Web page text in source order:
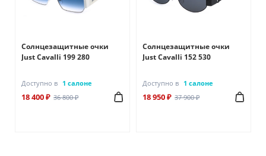
Солнцезащитные очки
Just Cavalli 199 280
Доступно в 1 салоне
18 400 ₽ 36 800 ₽
Солнцезащитные очки
Just Cavalli 152 530
Доступно в 1 салоне
18 950 ₽ 37 900 ₽